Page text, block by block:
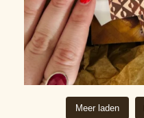
Meer laden